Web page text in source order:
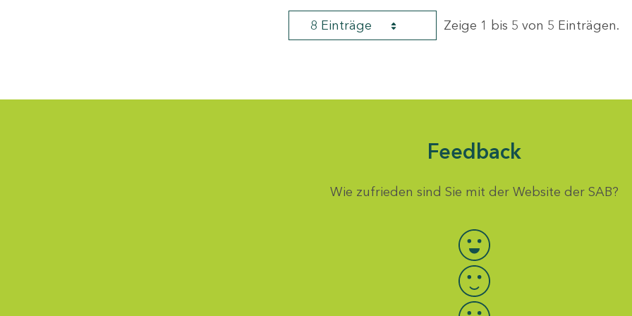
8 Einträge Zeige 1 bis 5 von 5 Einträgen.
Feedback
Wie zufrieden sind Sie mit der Website der SAB?
Bewertung auswählen